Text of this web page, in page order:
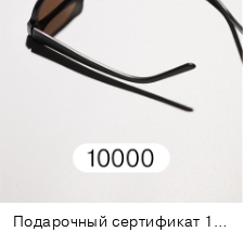
Подарочный сертификат 10000